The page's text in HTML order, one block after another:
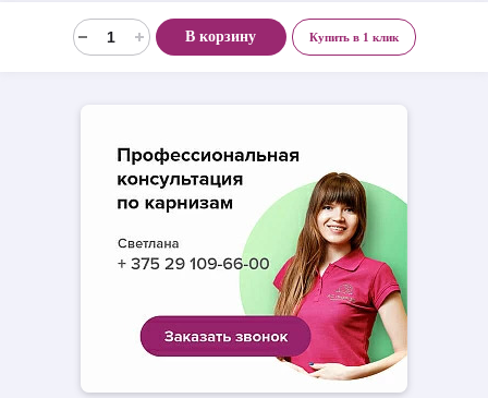
В корзину Купить в 1 клик